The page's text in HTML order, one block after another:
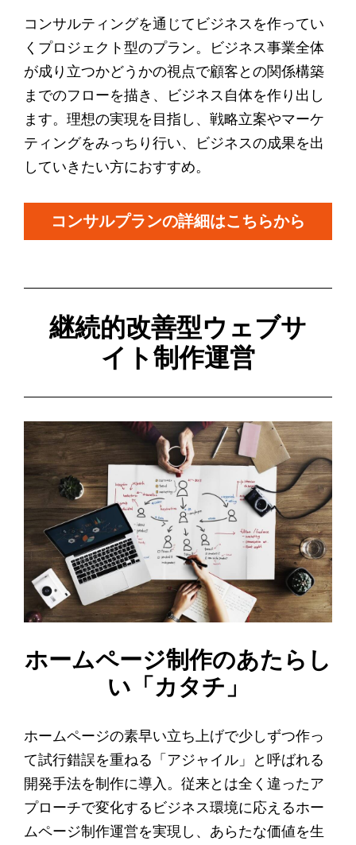
コンサルティングを通じてビジネスを作ってい
くプロジェクト型のプラン。ビジネス事業全体
が成り立つかどうかの視点で顧客との関係構築
までのフローを描き、ビジネス自体を作り出し
ます。理想の実現を目指し、戦略立案やマーケ
ティングをみっちり行い、ビジネスの成果を出
していきたい方におすすめ。
コンサルプランの詳細はこちらから
継続的改善型ウェブサ
イト制作運営
ホームページ制作のあたらし
い「カタチ」
ホームページの素早い立ち上げで少しずつ作っ
て試行錯誤を重ねる「アジャイル」と呼ばれる
開発手法を制作に導入。従来とは全く違ったア
プローチで変化するビジネス環境に応えるホー
ムページ制作運営を実現し、あらたな価値を生